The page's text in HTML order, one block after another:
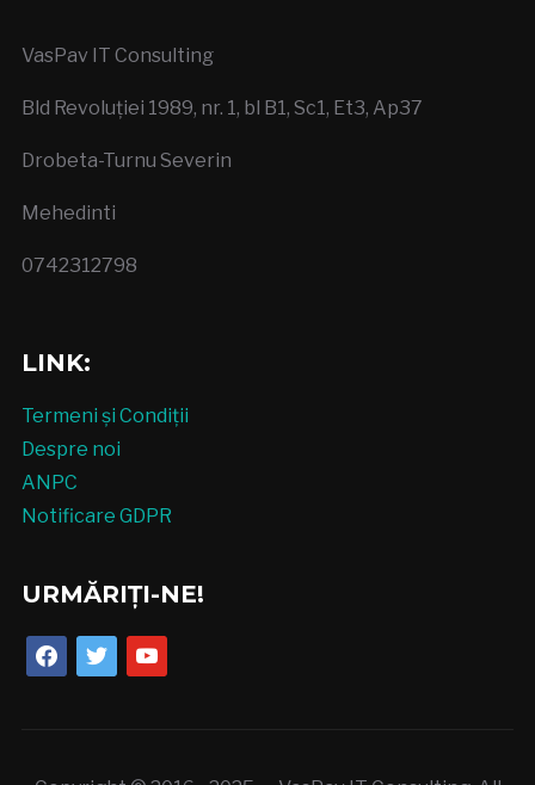
VasPav IT Consulting
Bld Revoluției 1989, nr. 1, bl B1, Sc1, Et3, Ap37
Drobeta-Turnu Severin
Mehedinti
0742312798
LINK:
Termeni și Condiții
Despre noi
ANPC
Notificare GDPR
URMĂRIȚI-NE!
facebooktwitteryoutube